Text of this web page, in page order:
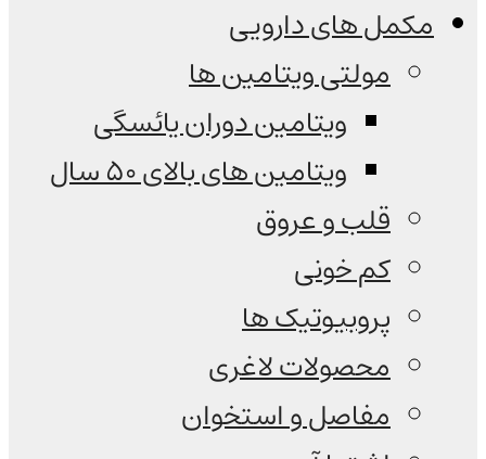
مکمل های دارویی
مولتی ویتامین ها
ویتامین دوران یائسگی
ویتامین های بالای 50 سال
قلب و عروق
کم خونی
پروبیوتیک ها
محصولات لاغری
مفاصل و استخوان